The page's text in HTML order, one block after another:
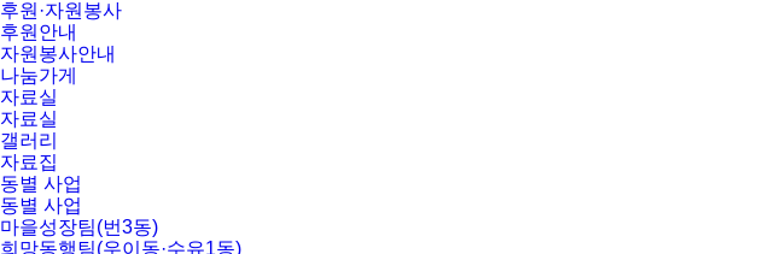
후원·자원봉사
후원안내
자원봉사안내
나눔가게
자료실
자료실
갤러리
자료집
동별 사업
동별 사업
마을성장팀(번3동)
희망동행팀(우이동·수유1동)